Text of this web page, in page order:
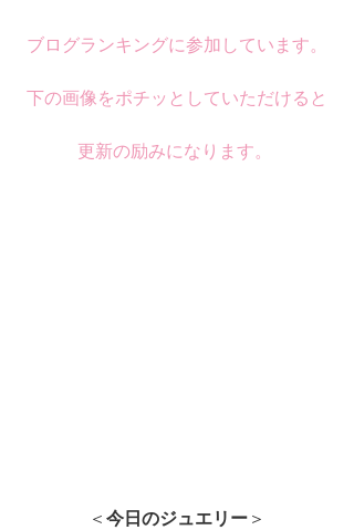
ブログランキングに参加しています。
下の画像をポチッとしていただけると
更新の励みになります。
＜ 今日のジュエリー ＞